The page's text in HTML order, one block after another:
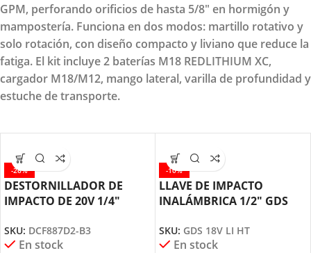
GPM, perforando orificios de hasta 5/8" en hormigón y
mampostería. Funciona en dos modos: martillo rotativo y
solo rotación, con diseño compacto y liviano que reduce la
fatiga. El kit incluye 2 baterías M18 REDLITHIUM XC,
cargador M18/M12, mango lateral, varilla de profundidad y
estuche de transporte.
-26%
DESTORNILLADOR DE
IMPACTO DE 20V 1/4″
SKU: DCF887D2-B3
En stock
-10%
LLAVE DE IMPACTO
INALÁMBRICA 1/2″ GDS
SKU: GDS 18V LI HT
En stock